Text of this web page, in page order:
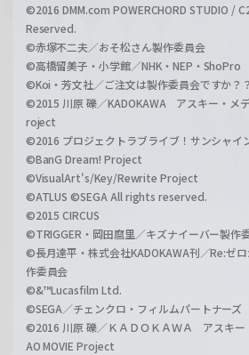
©2016 DMM.com POWERCHORD STUDIO /
Reserved.
©赤塚不二夫／おそ松さん製作委員会
©高橋留美子・小学館／NHK・NEP・ShoPro
©Koi・芳文社／ご注文は製作委員会ですか？？
©2015 川原 礫／KADOKAWA アスキー・メ
roject
©2016 プロジェクトラブライブ！サンシャイ
©BanG Dream! Project
©VisualArt's/Key/Rewrite Project
©ATLUS ©SEGA All rights reserved.
©2015 CIRCUS
©TRIGGER・岡田麿里／キズナイーバー製作
©長月達平・株式会社KADOKAWA刊／Re:ゼ
作委員会
©&™Lucasfilm Ltd.
©SEGA／チェンクロ・フィルムパートナーズ
©2016 川原 礫／ＫＡＤＯＫＡＷＡ アスキー
AO MOVIE Project